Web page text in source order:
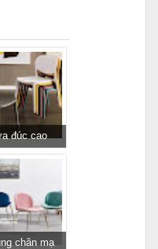
đúc cao
hàng
giá rẻ
chân mạ